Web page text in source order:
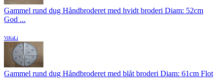
Gammel rund dug Håndbroderet med hvidt broderi Diam: 52cm
God ...
ViKaLi
Gammel rund dug Håndbroderet med blåt broderi Diam: 61cm Flot